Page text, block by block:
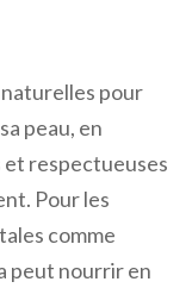
pour
peau, en
respectueuses
Pour les
comme
peut nourrir en